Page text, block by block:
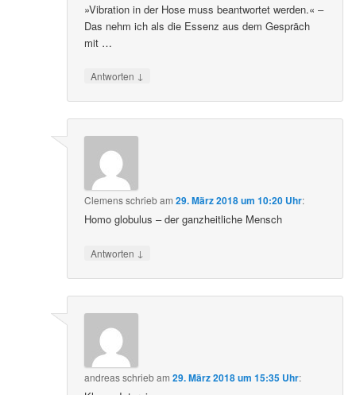
»Vibration in der Hose muss beantwortet werden.« –
Das nehm ich als die Essenz aus dem Gespräch
mit …
Antworten ↓
Clemensschriebam29. März 2018 um 10:20 Uhr:
Homo globulus – der ganzheitliche Mensch
Antworten ↓
andreasschriebam29. März 2018 um 15:35 Uhr: